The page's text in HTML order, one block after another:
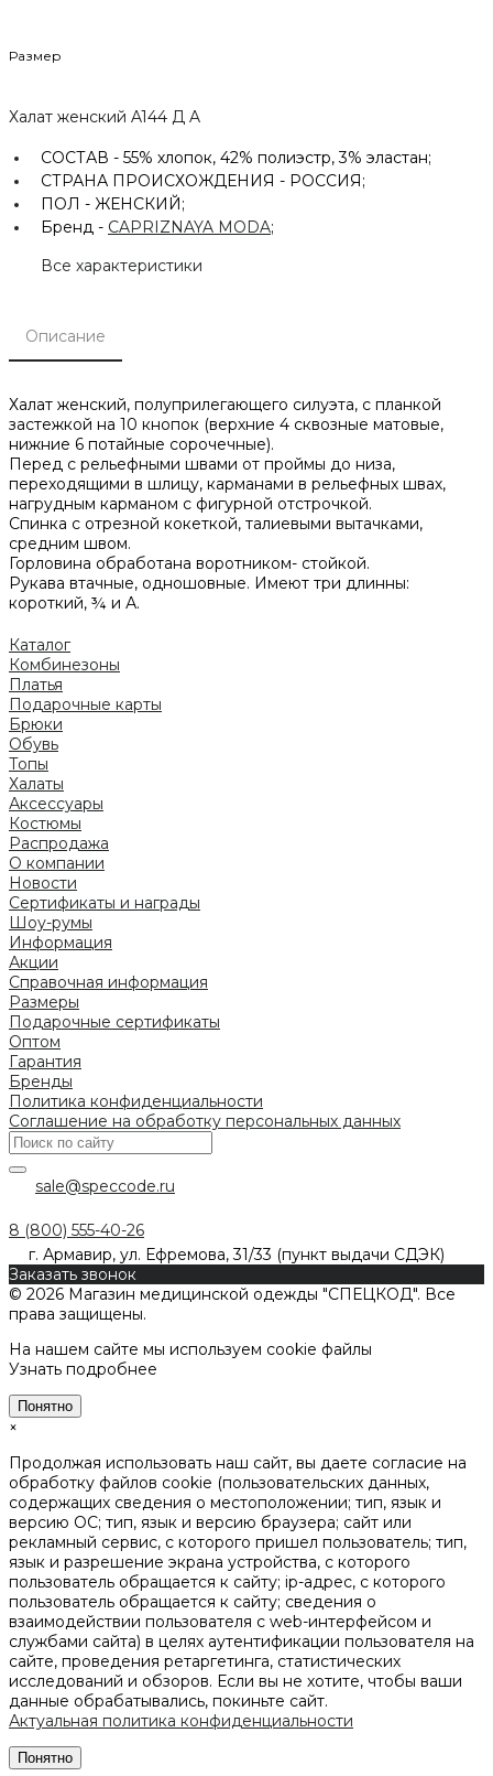
Размер
Халат женский A144 Д A
СОСТАВ - 55% хлопок, 42% полиэстр, 3% эластан;
СТРАНА ПРОИСХОЖДЕНИЯ - РОССИЯ;
ПОЛ - ЖЕНСКИЙ;
Бренд - CAPRIZNAYA MODA;
Все характеристики
Описание
Халат женский, полуприлегающего силуэта, с планкой
застежкой на 10 кнопок (верхние 4 сквозные матовые,
нижние 6 потайные сорочечные).
Перед с рельефными швами от проймы до низа,
переходящими в шлицу, карманами в рельефных швах,
нагрудным карманом с фигурной отстрочкой.
Спинка с отрезной кокеткой, талиевыми вытачками,
средним швом.
Горловина обработана воротником- стойкой.
Рукава втачные, одношовные. Имеют три длинны:
короткий, ¾ и А.
Каталог
Комбинезоны
Платья
Подарочные карты
Брюки
Обувь
Топы
Халаты
Аксессуары
Костюмы
Распродажа
О компании
Новости
Сертификаты и награды
Шоу-румы
Информация
Акции
Справочная информация
Размеры
Подарочные сертификаты
Оптом
Гарантия
Бренды
Политика конфиденциальности
Соглашение на обработку персональных данных
sale@speccode.ru
8 (800) 555-40-26
г. Армавир, ул. Ефремова, 31/33 (пункт выдачи СДЭК)
Заказать звонок
© 2026 Магазин медицинской одежды "СПЕЦКОД". Все
права защищены.
На нашем сайте мы используем cookie файлы
Узнать подробнее
Понятно
×
Продолжая использовать наш сайт, вы даете согласие на
обработку файлов cookie (пользовательских данных,
содержащих сведения о местоположении; тип, язык и
версию ОС; тип, язык и версию браузера; сайт или
рекламный сервис, с которого пришел пользователь; тип,
язык и разрешение экрана устройства, с которого
пользователь обращается к сайту; ip-адрес, с которого
пользователь обращается к сайту; сведения о
взаимодействии пользователя с web-интерфейсом и
службами сайта) в целях аутентификации пользователя на
сайте, проведения ретаргетинга, статистических
исследований и обзоров. Если вы не хотите, чтобы ваши
данные обрабатывались, покиньте сайт.
Актуальная политика конфиденциальности
Понятно